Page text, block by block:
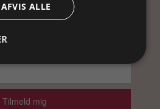
persondatapolitik
Tilmeld mig
AFVIS ALLE